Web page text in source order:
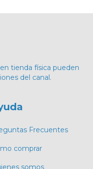
tienda física pueden
del canal.
Frecuentes
comprar
somos